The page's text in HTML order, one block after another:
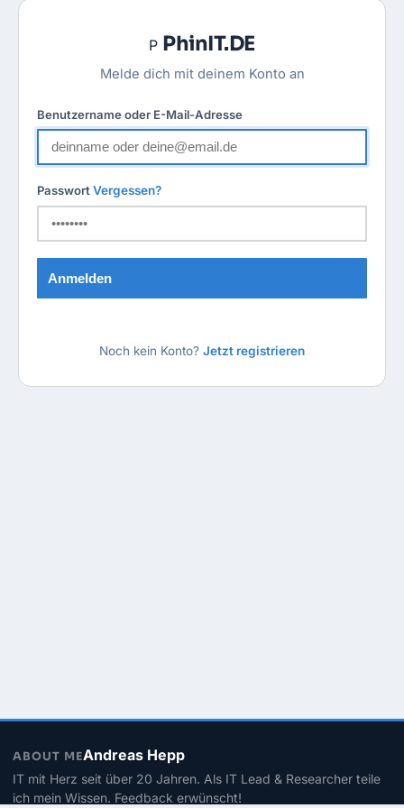
P PhinIT.DE
Melde dich mit deinem Konto an
Benutzername oder E-Mail-Adresse
PasswortVergessen?
Anmelden
Noch kein Konto? Jetzt registrieren
ABOUT MEAndreas Hepp
IT mit Herz seit über 20 Jahren. Als IT Lead & Researcher teile
ich mein Wissen. Feedback erwünscht!